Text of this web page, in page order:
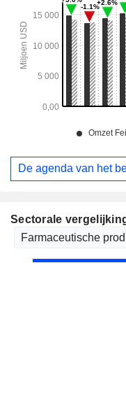
Sectorale
De agenda van het